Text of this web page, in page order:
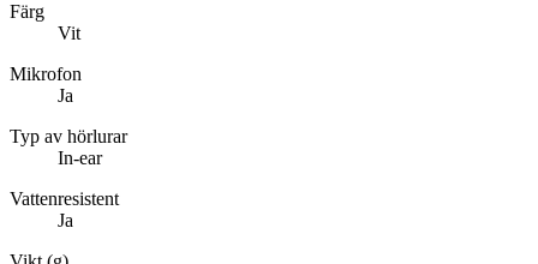
Färg
Vit
Mikrofon
Ja
Typ av hörlurar
In-ear
Vattenresistent
Ja